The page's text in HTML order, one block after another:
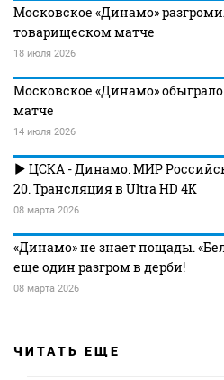
Московское «Динамо»
товарищеском матче
18 июля 2026
Московское «Динамо»
матче
14 июля 2026
ЦСКА - Динамо. МИР
20. Трансляция в Ultra HD 4K
08 марта 2026
«Динамо» не знает пощады.
еще один разгром в дерби!
08 марта 2026
ЧИТАТЬ ЕЩЕ